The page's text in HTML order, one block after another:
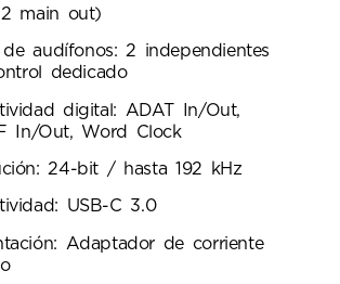
main out)
de audífonos: 2 independientes
dedicado
digital: ADAT In/Out,
In/Out, Word Clock
24-bit / hasta 192 kHz
USB-C 3.0
Adaptador de corriente